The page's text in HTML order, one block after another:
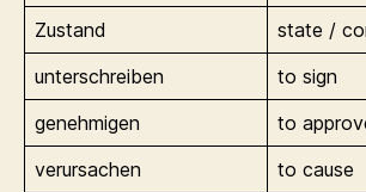
Zustand
state /
unterschreiben
to sign
genehmigen
to
verursachen
to cause